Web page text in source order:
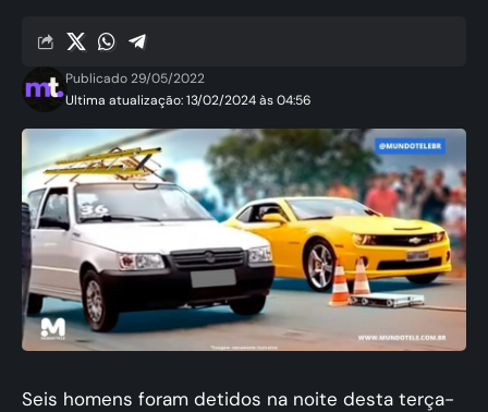
Ultima atualização: 13/02/2024 às 04:56
Publicado 29/05/2022
Seis homens foram detidos na noite desta terça-